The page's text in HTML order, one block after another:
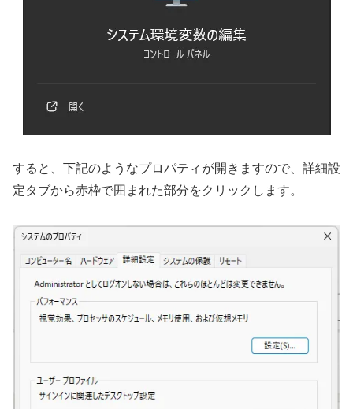
すると、下記のようなプロパティが開きますので、詳細設
定タブから赤枠で囲まれた部分をクリックします。